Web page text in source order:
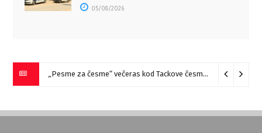
05/08/2026
„Pesme za česme“ večeras kod Tackove česme u Zaječaru